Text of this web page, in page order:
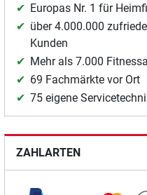
Europas Nr. 1 für
über 4.000.000
Kunden
Mehr als 7.000
69 Fachmärkte vor Ort
75 eigene
ZAHLARTEN